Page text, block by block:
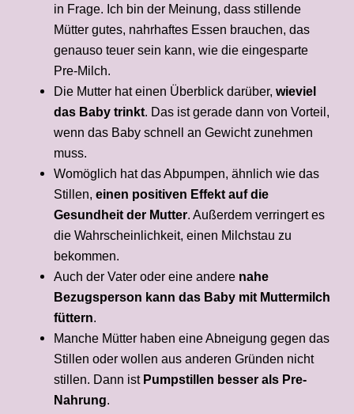
in Frage. Ich bin der Meinung, dass stillende
Mütter gutes, nahrhaftes Essen brauchen, das
genauso teuer sein kann, wie die eingesparte
Pre-Milch.
Die Mutter hat einen Überblick darüber, wieviel
das Baby trinkt. Das ist gerade dann von Vorteil,
wenn das Baby schnell an Gewicht zunehmen
muss.
Womöglich hat das Abpumpen, ähnlich wie das
Stillen, einen positiven Effekt auf die
Gesundheit der Mutter. Außerdem verringert es
die Wahrscheinlichkeit, einen Milchstau zu
bekommen.
Auch der Vater oder eine andere nahe
Bezugsperson kann das Baby mit Muttermilch
füttern.
Manche Mütter haben eine Abneigung gegen das
Stillen oder wollen aus anderen Gründen nicht
stillen. Dann ist Pumpstillen besser als Pre-
Nahrung.